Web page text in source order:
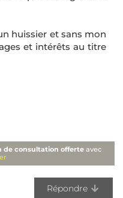
huissier et sans mon
et intérêts au titre
de consultation offerte avec
Répondre